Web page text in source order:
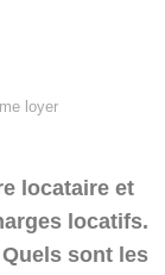
loyer
locataire et
locatifs.
sont les